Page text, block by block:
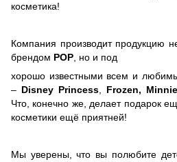
косметика!
Компания производит продукцию
брендом POP , но и под
хорошо известными всем и
– Disney Princess Frozen,
Что, конечно же, делает подарок
косметики ещё приятней!
Мы уверены, что вы полюбите